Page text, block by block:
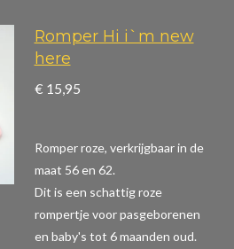
Romper Hi i`m new
here
€ 15,95
Romper roze, verkrijgbaar in de
maat 56 en 62.
Dit is een schattig roze
rompertje voor pasgeborenen
en baby's tot 6 maanden oud.